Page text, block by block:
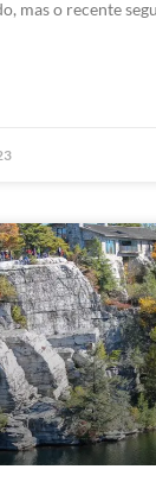
mas o recente